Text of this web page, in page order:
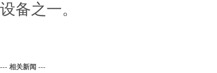
设备之一。
--- 相关新闻 ---